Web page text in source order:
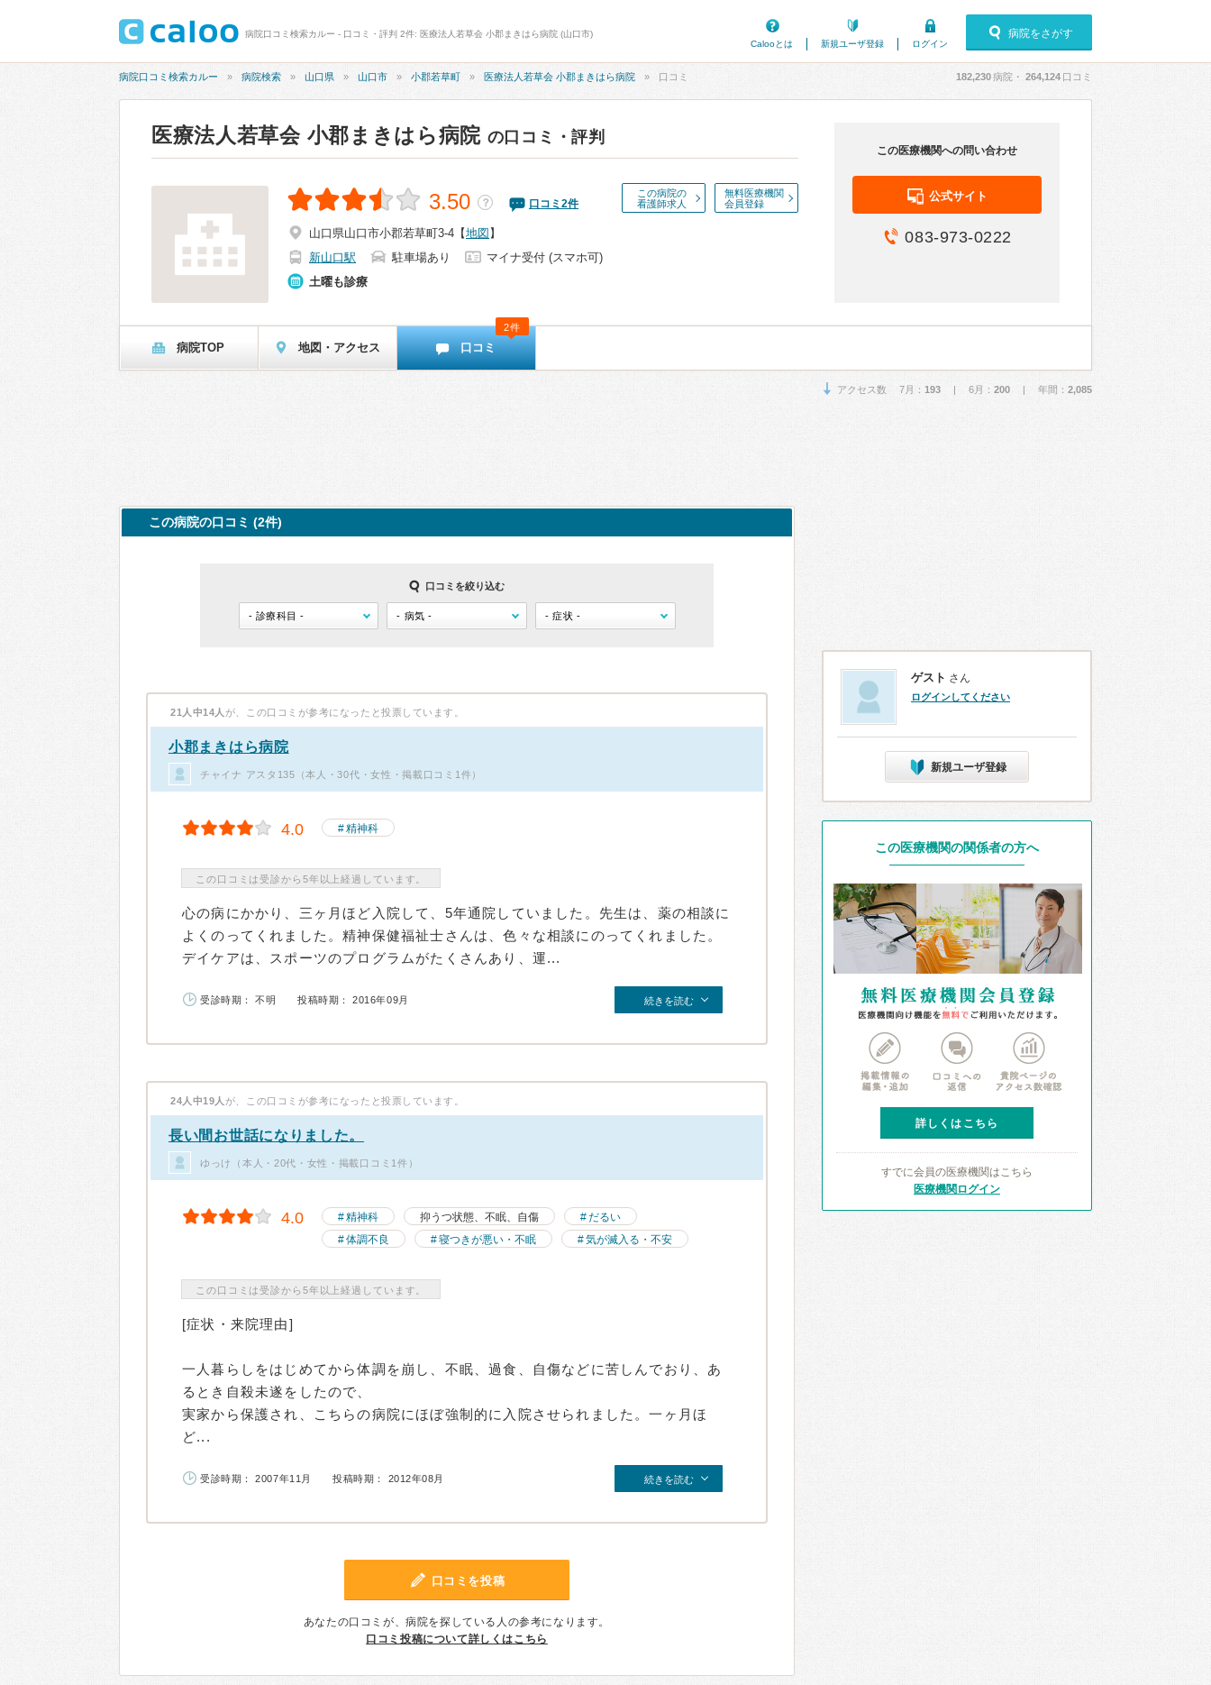
病院口コミ検索カルー - 口コミ・評判 2件: 医療法人若草会 小郡まきはら病院 (山口市)
Calooとは
新規ユーザ登録 ログイン
病院をさがす
病院口コミ検索カルー 病院検索 山口県 山口市 小郡若草町 医療法人若草会 小郡まきはら病院 口コミ 182,230病院・ 264,124 口コミ
医療法人若草会 小郡まきはら病院 の口コミ・評判
この病院の
看護師求人
無料医療機関
会員登録
3.50 ？ 口コミ 2件
山口県山口市小郡若草町3-4 【地図 】
新山口駅
駐車場あり
マイナ受付 (スマホ可)
土曜も診療
この医療機関への問い合わせ
公式サイト
083-973-0222
病院TOP 地図・アクセス 口コミ
2件
アクセス数 7月： 193 | 6月： 200 | 年間： 2,085
この病院の口コミ (2件)
口コミを絞り込む
21人中14人 が、この口コミが参考になったと投票しています。
小郡まきはら病院
チャイナ アスタ135（本人・30代・女性・掲載口コミ1件）
4.0 精神科
この口コミは受診から5年以上経過しています。
心の病にかかり、三ヶ月ほど入院して、5年通院していました。先生は、薬の相談に
よくのってくれました。精神保健福祉士さんは、色々な相談にのってくれました。
デイケアは、スポーツのプログラムがたくさんあり、運...
受診時期： 不明 投稿時期： 2016年09月 続きを読む
24人中19人 が、この口コミが参考になったと投票しています。
長い間お世話になりました。
ゆっけ（本人・20代・女性・掲載口コミ1件）
4.0 精神科 抑うつ状態、不眠、自傷
だるい
体調不良
寝つきが悪い・不眠 気が滅入る・不安
この口コミは受診から5年以上経過しています。
[症状・来院理由]
一人暮らしをはじめてから体調を崩し、不眠、過食、自傷などに苦しんでおり、あ
るとき自殺未遂をしたので、
実家から保護され、こちらの病院にほぼ強制的に入院させられました。一ヶ月ほ
ど...
受診時期： 2007年11月 投稿時期： 2012年08月 続きを読む
口コミを投稿
あなたの口コミが、病院を探している人の参考になります。
口コミ投稿について詳しくはこちら
ゲスト さん
ログインしてください
新規ユーザ登録
この医療機関の関係者の方へ
詳しくはこちら
すでに会員の医療機関はこちら
医療機関ログイン